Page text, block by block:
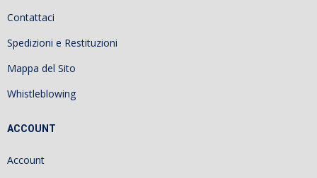
Contattaci
Spedizioni e Restituzioni
Mappa del Sito
Whistleblowing
ACCOUNT
Account